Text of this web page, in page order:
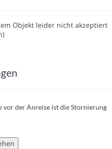
Objekt leider nicht akzeptiert
vor der Anreise ist die Stornierung